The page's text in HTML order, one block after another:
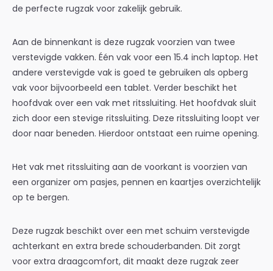
de perfecte rugzak voor zakelijk gebruik.
Aan de binnenkant is deze rugzak voorzien van twee
verstevigde vakken. Één vak voor een 15.4 inch laptop. Het
andere verstevigde vak is goed te gebruiken als opberg
vak voor bijvoorbeeld een tablet. Verder beschikt het
hoofdvak over een vak met ritssluiting. Het hoofdvak sluit
zich door een stevige ritssluiting. Deze ritssluiting loopt ver
door naar beneden. Hierdoor ontstaat een ruime opening.
Het vak met ritssluiting aan de voorkant is voorzien van
een organizer om pasjes, pennen en kaartjes overzichtelijk
op te bergen.
Deze rugzak beschikt over een met schuim verstevigde
achterkant en extra brede schouderbanden. Dit zorgt
voor extra draagcomfort, dit maakt deze rugzak zeer